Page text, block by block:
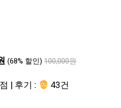
(68% 할인) 100,000원
| 후기 : 43건